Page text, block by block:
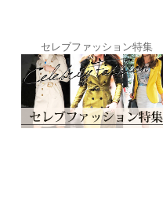
セレブファッション特集